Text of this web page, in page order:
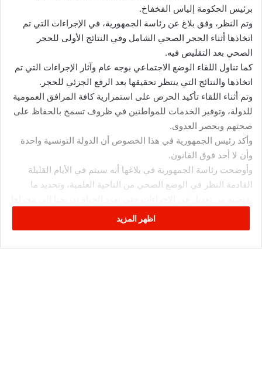
برئيس الحكومة إلياس الفخفاخ.
وتم النظر، وفق بلاغ عن رئاسة الجمهورية، في الإجراءات التي تم
اتخاذها أثناء الحجر الصحي الشامل وفي النتائج الأولى للحجر
الصحي بعد التقليص فيه.
كما تناول اللقاء الوضع الاجتماعي بوجه عام وآثار الإجراءات التي تم
اتخاذها والنتائج التي ينتظر تحقيقها بعد الرفع الجزئي للحجر.
وتم أثناء اللقاء تأكيد الحرص على استمرارية كافة المرافق العمومية
للدولة، وتوفير الخدمات للمواطنين في ظروف تسمح بالحفاظ على
صحتهم وبحصر العدوى.
وأكد رئيس الجمهورية في هذا الخصوص أن الدولة التونسية واحدة
وأن لا أحد فوق القانون.
وأوضحت رئاسة الجمهورية في بلاغها أنه سيتم في الأيام القليلة
القادمة النظر في الوضع الصحي من الناحية العلمية، وتحديد ما
الطبيعي خاصة في النصف الثاني من شهر مضان المعظم.
اظهر المزيد